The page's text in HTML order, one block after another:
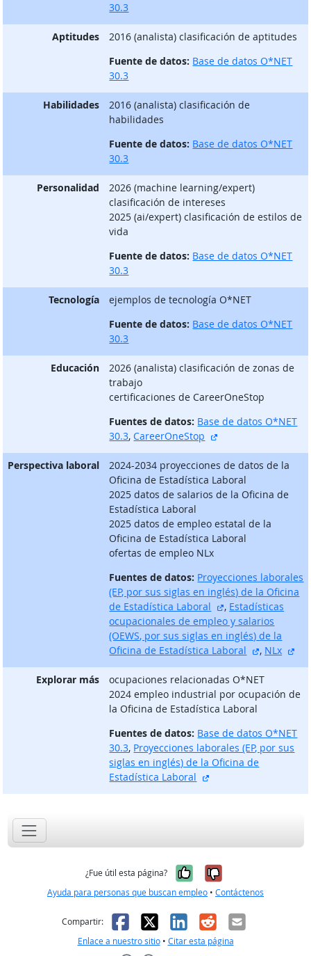
30.3
Aptitudes
2016 (analista) clasificación de aptitudes
Fuente de datos: Base de datos O*NET
30.3
Habilidades
2016 (analista) clasificación de
habilidades
Fuente de datos: Base de datos O*NET
30.3
Personalidad
2026 (machine learning/expert)
clasificación de intereses
2025 (ai/expert) clasificación de estilos de
vida
Fuente de datos: Base de datos O*NET
30.3
Tecnología
ejemplos de tecnología O*NET
Fuente de datos: Base de datos O*NET
30.3
Educación
2026 (analista) clasificación de zonas de
trabajo
certificaciones de CareerOneStop
Fuentes de datos: Base de datos O*NET
30.3,CareerOneStop
Perspectiva laboral
2024-2034 proyecciones de datos de la
Oficina de Estadística Laboral
2025 datos de salarios de la Oficina de
Estadística Laboral
2025 datos de empleo estatal de la
Oficina de Estadística Laboral
ofertas de empleo NLx
Fuentes de datos: Proyecciones laborales
(EP, por sus siglas en inglés) de la Oficina
de Estadística Laboral
sitio externo
, Estadísticas
ocupacionales de empleo y salarios
(OEWS, por sus siglas en inglés) de la
Oficina de Estadística Laboral
sitio
, NLx
Explorar más
ocupaciones relacionadas O*NET
2024 empleo industrial por ocupación de
la Oficina de Estadística Laboral
Fuentes de datos: Base de datos O*NET
30.3, Proyecciones laborales (EP, por sus
siglas en inglés) de la Oficina de
Estadística Laboral
¿Fue útil esta página? Sí, fue útil
No, no fue
Ayuda para personas que buscan empleo • Contáctenos
Compartir: Facebook
X LinkedIn
RedditCorreo
Enlace a nuestro sitio• Citar esta página